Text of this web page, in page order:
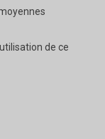
de ce